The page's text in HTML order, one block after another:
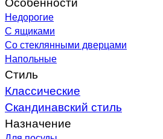
Недорогие
С ящиками
Со стеклянными дверцами
Напольные
Стиль
Классические
Скандинавский стиль
Назначение